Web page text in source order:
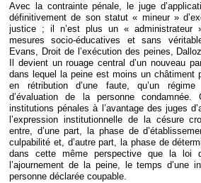
Avec la contrainte pénale, le juge
définitivement de son statut « mineur »
justice ; il n’est plus un « administrateur
mesures socio-éducatives et sans
Evans, Droit de l’exécution des peines,
Il devient un rouage central d’un nouveau
dans lequel la peine est moins un châtiment
en rétribution d’une faute, qu’un
d’évaluation de la personne condamnée.
institutions pénales à l’avantage des juges
l’expression institutionnelle de la césure
entre, d’une part, la phase de
culpabilité et, d’autre part, la phase de
dans cette même perspective que la loi
l’ajournement de la peine, le temps d’une
personne déclarée coupable.